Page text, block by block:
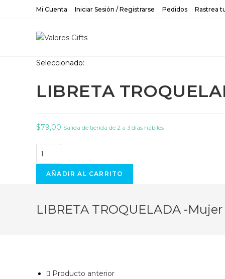
Mi Cuenta Iniciar Sesión / Registrarse Pedidos Rastrea
Seleccionado:
LIBRETA
$79,00 Salida de tienda de 2 a 3 días hábiles
LIBRETA
TROQUELADA
Mujer
Dios
AÑADIR AL CARRITO
LIBRETA TROQUELADA -
Producto anterior